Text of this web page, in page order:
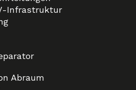
Infrastruktur
Abraum